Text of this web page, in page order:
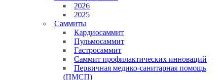
2026
2025
Саммиты
Кардиосаммит
Пульмосаммит
Гастросаммит
Саммит профилактических инноваций
Первичная медико-санитарная помощь
(ПМСП)